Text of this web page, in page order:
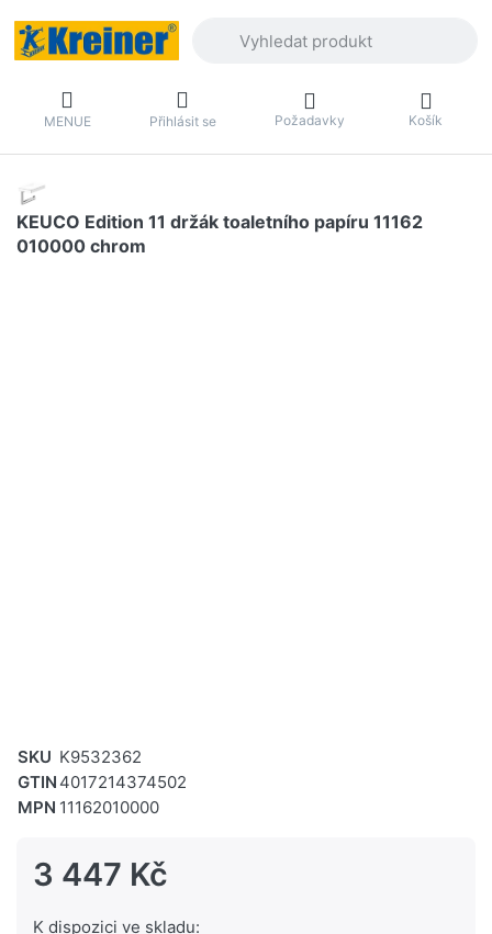
MENUE Přihlásit se Požadavky Košík
KEUCO Edition 11 držák toaletního papíru 11162
010000 chrom
SKU K9532362
GTIN 4017214374502
MPN 11162010000
3 447 Kč
K dispozici ve skladu: